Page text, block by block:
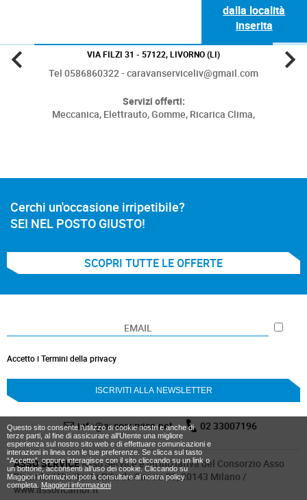
Questo sito consente l’utilizzo di cookie nostri e anche di
terze parti, al fine di assicurare all’Utente una migliore
esperienza sul nostro sito web e di effettuare comunicazioni e
interazioni in linea con le tue preferenze. Se clicca sul tasto
“Accetto”, oppure interagisce con il sito cliccando su un link o
un bottone, acconsenti all’uso dei cookie. Cliccando su
Maggiori informazioni potrà consultare al nostra policy
completa. Maggiori informazioni
dalla località
inserita
VIA FILZI 31 - 57122, LIVORNO (LI)
Tel 0586860322 - caravanserviceliv@gmail.com
Servizi offerti:
Meccanica, Elettrauto,Gomme, Ricarica Clima,
Cerchi un'occasione irripetibile?
SEI NEL POSTO GIUSTO!
SCOPRI TUTTE LE OFFERTE
Accetto i Termini della privacy
info@assoservice.net 02 33007196
ASSO SERVICEAsso Service è un’iniziativa del Consorzio Asso
Ricambi / Via Santa Rita da Cascia 33, 20143 Milano /
www.assoricambi.it